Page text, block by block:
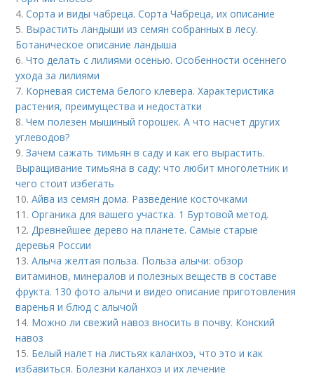
4.Сорта и виды чабреца. Сорта Чабреца, их описание
5. Вырастить ландыши из семян собранных в лесу.
Ботаническое описание ландыша
6.Что делать с лилиями осенью. Особенности осеннего
ухода за лилиями
7. Корневая система белого клевера. Характеристика
растения, преимущества и недостатки
8.Чем полезен мышиный горошек. А что насчет других
углеводов?
9.Зачем сажать тимьян в саду и как его вырастить.
Выращивание тимьяна в саду: что любит многолетник и
чего стоит избегать
10.Айва из семян дома. Разведение косточками
11.Органика для вашего участка. 1 Буртовой метод.
12.Древнейшее дерево на планете. Самые старые
деревья России
13.Алыча желтая польза. Польза алычи: обзор
витаминов, минералов и полезных веществ в составе
фрукта. 130 фото алычи и видео описание приготовления
варенья и блюд с алычой
14. Можно ли свежий навоз вносить в почву. Конский
навоз
15. Белый налет на листьях каланхоэ, что это и как
избавиться. Болезни каланхоэ и их лечение